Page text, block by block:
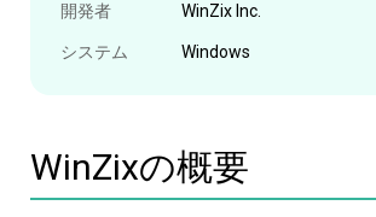
開発者 WinZix Inc.
システム Windows
WinZixの概要